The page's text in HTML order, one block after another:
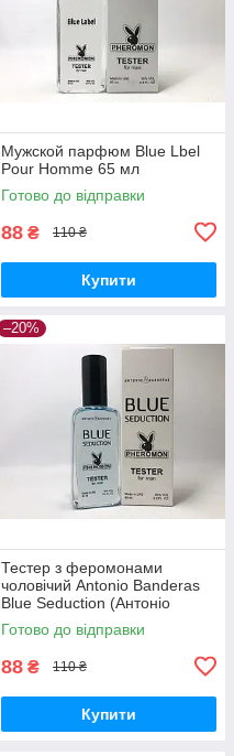
Мужской парфюм Blue Lbel
Pour Homme 65 мл
Готово до відправки
88 ₴ 110 ₴
Купити
–20%
Тестер з феромонами
чоловічий Antonio Banderas
Blue Seduction (Антоніо
Бандерас Блу Седакшн) 65
мл
Готово до відправки
88 ₴ 110 ₴
Купити